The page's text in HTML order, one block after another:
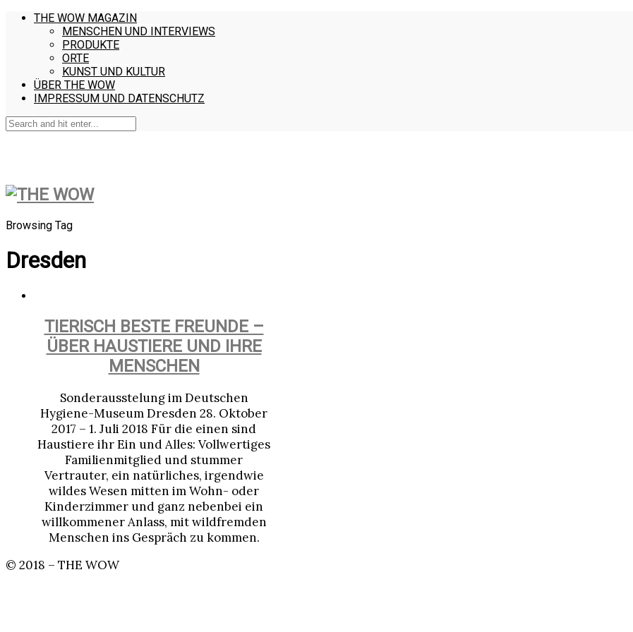
THE WOW MAGAZIN
MENSCHEN UND INTERVIEWS
PRODUKTE
ORTE
KUNST UND KULTUR
ÜBER THE WOW
IMPRESSUM UND DATENSCHUTZ
Browsing Tag
Dresden
TIERISCH BESTE FREUNDE –
ÜBER HAUSTIERE UND IHRE
MENSCHEN
Sonderausstelung im Deutschen
Hygiene-Museum Dresden 28. Oktober
2017 – 1. Juli 2018 Für die einen sind
Haustiere ihr Ein und Alles: Vollwertiges
Familienmitglied und stummer
Vertrauter, ein natürliches, irgendwie
wildes Wesen mitten im Wohn- oder
Kinderzimmer und ganz nebenbei ein
willkommener Anlass, mit wildfremden
Menschen ins Gespräch zu kommen.
© 2018 – THE WOW